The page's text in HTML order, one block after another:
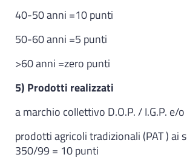
40-50 anni =10 punti
50-60 anni =5 punti
>60 anni =zero punti
5) Prodotti realizzati
a marchio collettivo D.O.P. / I.G.P. e/
prodotti agricoli tradizionali (PAT ) ai
350/99 = 10 punti